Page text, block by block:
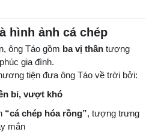
hình ảnh cá chép
ông Táo gồm ba vị thần tượng
gia đình.
tiện đưa ông Táo về trời bởi:
bỉ, vượt khó
“cá chép hóa rồng”, tượng trưng
mắn